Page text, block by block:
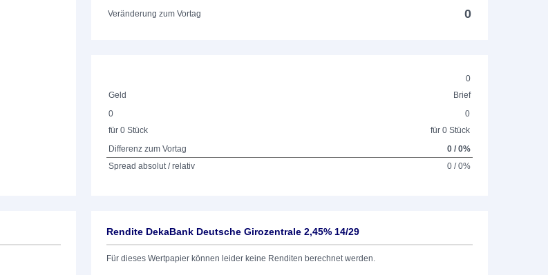
Veränderung zum Vortag 0
0
Geld
Brief
0
für 0 Stück
0
für 0 Stück
Differenz zum Vortag
0 / 0%
Spread absolut / relativ
0 / 0%
Rendite DekaBank Deutsche Girozentrale 2,45% 14/29
Für dieses Wertpapier können leider keine Renditen berechnet werden.